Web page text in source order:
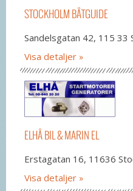
STOCKHOLM BÅTGUIDE
Sandelsgatan 42, 115 33
Visa detaljer
ELHÅ BIL & MARIN EL
Erstagatan 16, 11636
Visa detaljer